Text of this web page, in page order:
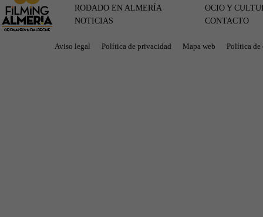
RODADO EN ALMERÍA
NOTICIAS
OCIO Y
CONTACTO
Aviso legal Política de privacidad Mapa web Política de